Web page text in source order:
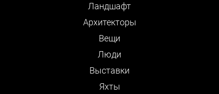
Ландшафт
Архитекторы
Вещи
Люди
Выставки
Яхты